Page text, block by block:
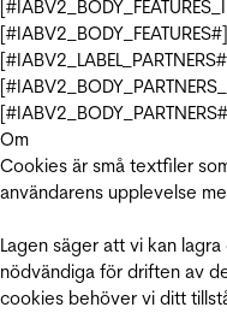
[#IABV2_BODY_FEATURES#]
Om
Cookies är små textfiler
användarens upplevelse
Lagen säger att vi kan
nödvändiga för driften av
cookies behöver vi ditt